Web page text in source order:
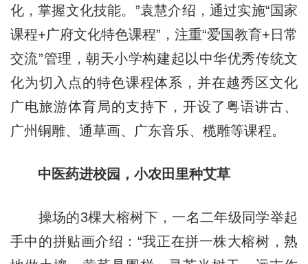
化，掌握文化技能。”袁慧介绍，通过实施“国家
课程+广府文化特色课程”，注重“爱国教育+日常
交流”管理，朝天小学构建起以中华优秀传统文
化为切入点的特色课程体系，并在越秀区文化
广电旅游体育局的支持下，开设了粤语讲古、
广州铜雕、通草画、广东音乐、榄雕等课程。
中医药进校园，小农田里种艾草
操场的3棵大榕树下，一名二年级同学举起
手中的拼贴画介绍：“我正在拼一株大榕树，熟